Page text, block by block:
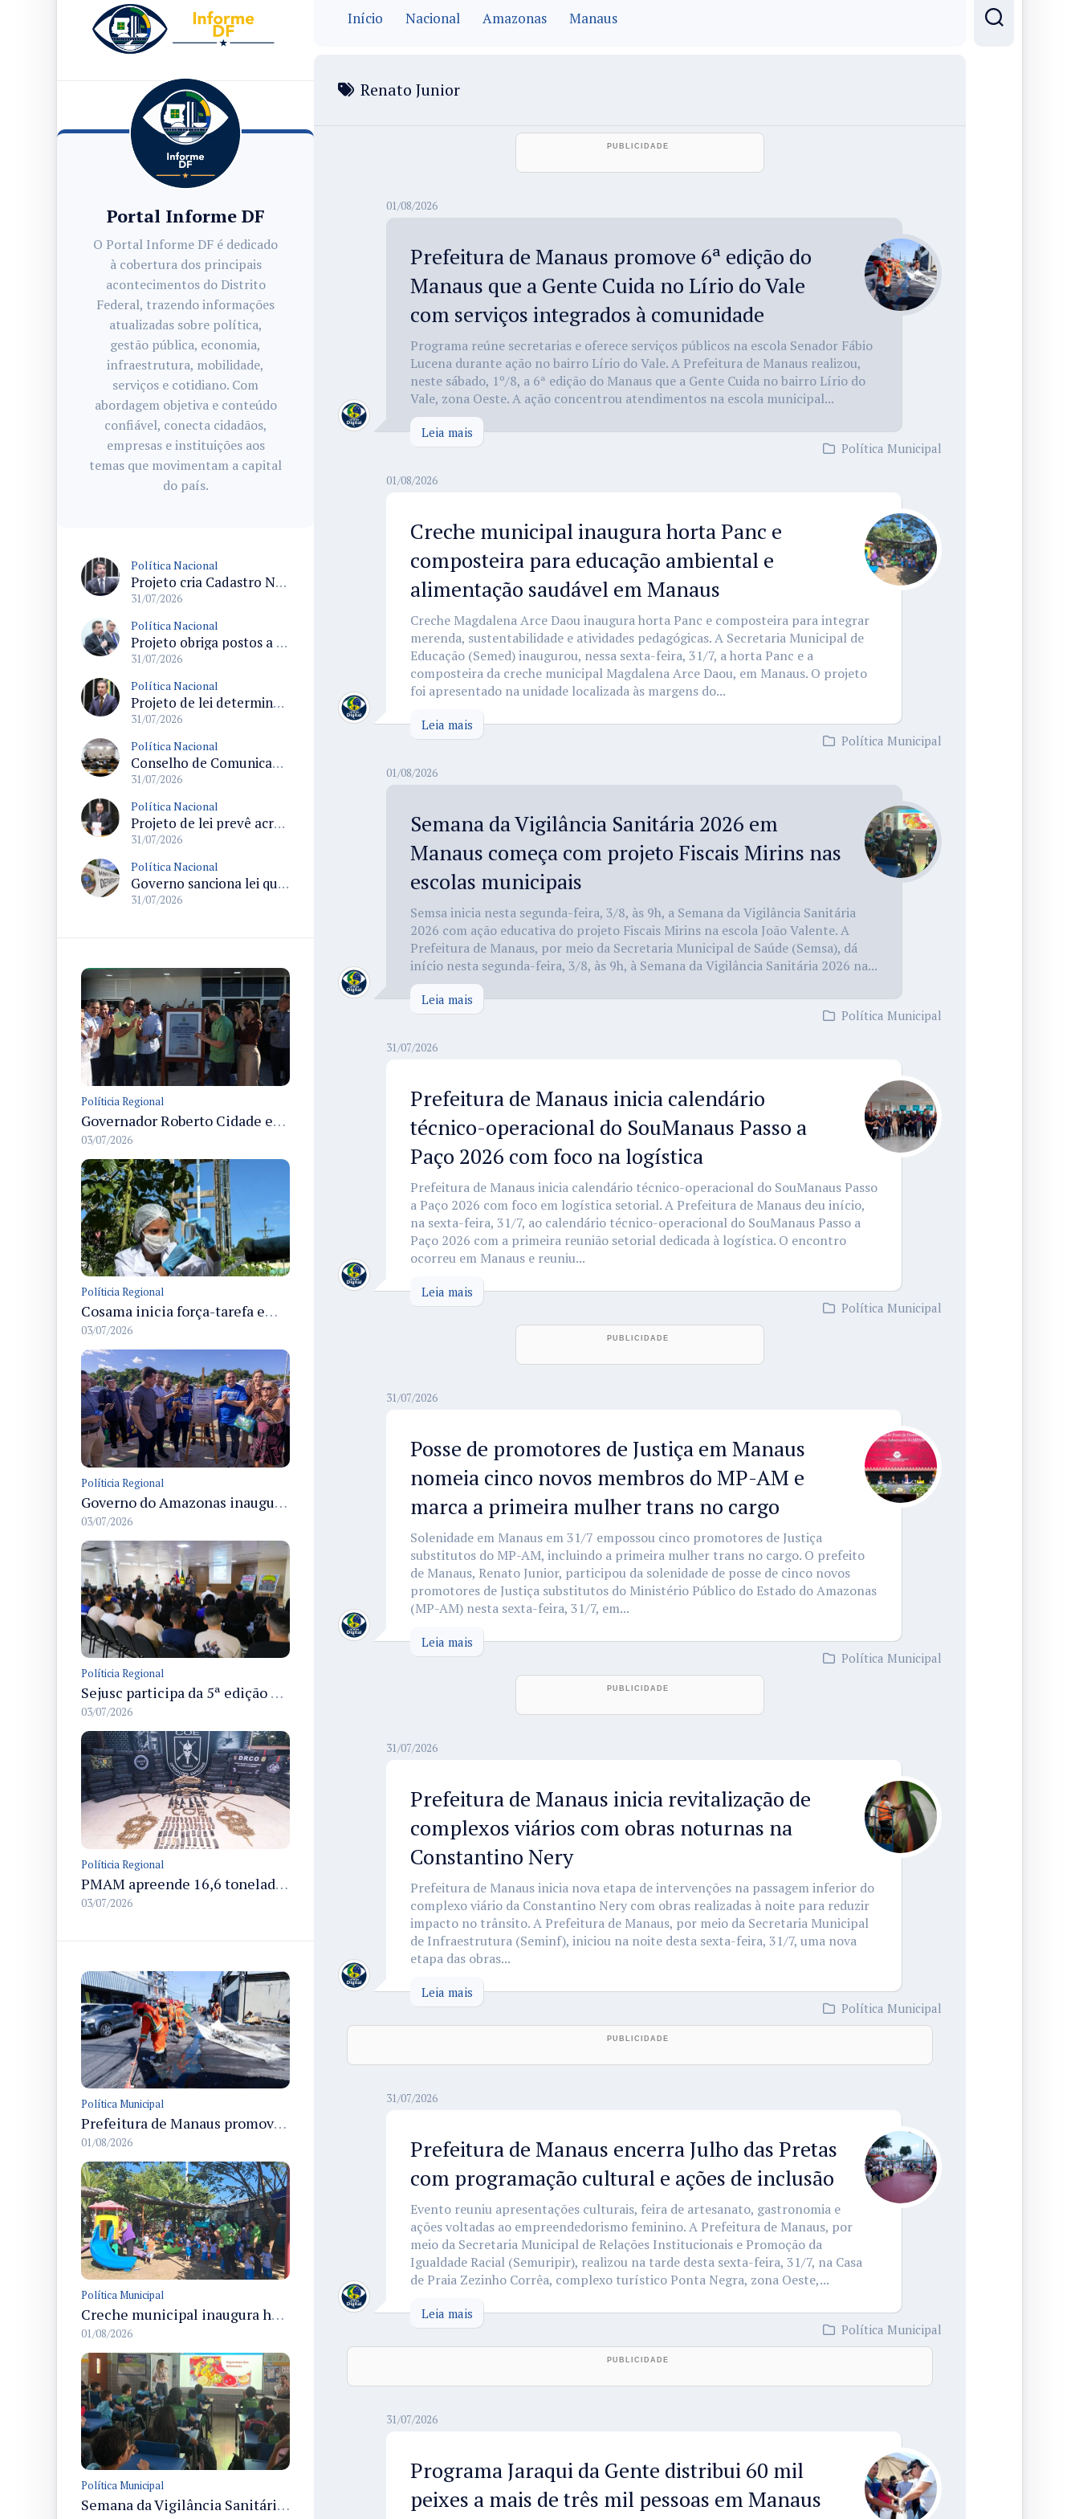
Portal Informe DF
O Portal Informe DF é dedicado
à cobertura dos principais
acontecimentos do Distrito
Federal, trazendo informações
atualizadas sobre política,
gestão pública, economia,
infraestrutura, mobilidade,
serviços e cotidiano. Com
abordagem objetiva e conteúdo
confiável, conecta cidadãos,
empresas e instituições aos
temas que movimentam a capital
do país.
Política Nacional
Projeto cria Cadastro Nacional de Doenças Raras e regras para dispensação de medicamentos pelo SUS
31/07/2026
Política Nacional
Projeto obriga postos a detalhar a composição do preço dos combustíveis em documentos fiscais
31/07/2026
Política Nacional
Projeto de lei determina prioridade na investigação de crimes sexuais contra crianças e adolescentes com prazos máximos
31/07/2026
Política Nacional
Conselho de Comunicação Social realiza duas reuniões no Senado sobre marco legal da inteligência artificial e regulação de plataformas digitais
31/07/2026
Política Nacional
Projeto de lei prevê acréscimo de 10% na Bolsa-Atleta para quem comprovar matrícula e frequência escolar
31/07/2026
Política Nacional
Governo sanciona lei que destina parte da arrecadação de bets ao Funapol e amplia uso para saúde na Polícia Federal
31/07/2026
Políticia Regional
Governador Roberto Cidade entrega readequação do ambulatório da FCecon e amplia capacidade de atendimento oncológico em Manaus
03/07/2026
Políticia Regional
Cosama inicia força-tarefa em Anamã para fortalecer abastecimento de água e segurança hídrica da população
03/07/2026
Políticia Regional
Governo do Amazonas inaugura primeiro Castramóvel Fluvial para atendimento veterinário às comunidades ribeirinhas e castração gratuita
03/07/2026
Políticia Regional
Sejusc participa da 5ª edição do Caminhos Literários com foco na cultura hip-hop nas unidades socioeducativas
03/07/2026
Políticia Regional
PMAM apreende 16,6 toneladas de entorpecentes e registra aumento nas prisões em flagrante e nas capturas de foragidos no primeiro semestre de 2026
03/07/2026
Política Municipal
Prefeitura de Manaus promove 6ª edição do Manaus que a Gente Cuida no Lírio do Vale com serviços integrados à comunidade
01/08/2026
Política Municipal
Creche municipal inaugura horta Panc e composteira para educação ambiental e alimentação saudável em Manaus
01/08/2026
Política Municipal
Semana da Vigilância Sanitária 2026 em Manaus começa com projeto Fiscais Mirins nas escolas municipais
Início Nacional Amazonas Manaus
Renato Junior
01/08/2026
Prefeitura de Manaus promove 6ª edição do
Manaus que a Gente Cuida no Lírio do Vale
com serviços integrados à comunidade
Programa reúne secretarias e oferece serviços públicos na escola Senador Fábio
Lucena durante ação no bairro Lírio do Vale. A Prefeitura de Manaus realizou,
neste sábado, 1º/8, a 6ª edição do Manaus que a Gente Cuida no bairro Lírio do
Vale, zona Oeste. A ação concentrou atendimentos na escola municipal...
Leia mais
Política Municipal
01/08/2026
Creche municipal inaugura horta Panc e
composteira para educação ambiental e
alimentação saudável em Manaus
Creche Magdalena Arce Daou inaugura horta Panc e composteira para integrar
merenda, sustentabilidade e atividades pedagógicas. A Secretaria Municipal de
Educação (Semed) inaugurou, nessa sexta-feira, 31/7, a horta Panc e a
composteira da creche municipal Magdalena Arce Daou, em Manaus. O projeto
foi apresentado na unidade localizada às margens do...
Leia mais
Política Municipal
01/08/2026
Semana da Vigilância Sanitária 2026 em
Manaus começa com projeto Fiscais Mirins nas
escolas municipais
Semsa inicia nesta segunda-feira, 3/8, às 9h, a Semana da Vigilância Sanitária
2026 com ação educativa do projeto Fiscais Mirins na escola João Valente. A
Prefeitura de Manaus, por meio da Secretaria Municipal de Saúde (Semsa), dá
início nesta segunda-feira, 3/8, às 9h, à Semana da Vigilância Sanitária 2026 na...
Leia mais
Política Municipal
31/07/2026
Prefeitura de Manaus inicia calendário
técnico-operacional do SouManaus Passo a
Paço 2026 com foco na logística
Prefeitura de Manaus inicia calendário técnico-operacional do SouManaus Passo
a Paço 2026 com foco em logística setorial. A Prefeitura de Manaus deu início,
na sexta-feira, 31/7, ao calendário técnico-operacional do SouManaus Passo a
Paço 2026 com a primeira reunião setorial dedicada à logística. O encontro
ocorreu em Manaus e reuniu...
Leia mais
Política Municipal
31/07/2026
Posse de promotores de Justiça em Manaus
nomeia cinco novos membros do MP-AM e
marca a primeira mulher trans no cargo
Solenidade em Manaus em 31/7 empossou cinco promotores de Justiça
substitutos do MP-AM, incluindo a primeira mulher trans no cargo. O prefeito
de Manaus, Renato Junior, participou da solenidade de posse de cinco novos
promotores de Justiça substitutos do Ministério Público do Estado do Amazonas
(MP-AM) nesta sexta-feira, 31/7, em...
Leia mais
Política Municipal
31/07/2026
Prefeitura de Manaus inicia revitalização de
complexos viários com obras noturnas na
Constantino Nery
Prefeitura de Manaus inicia nova etapa de intervenções na passagem inferior do
complexo viário da Constantino Nery com obras realizadas à noite para reduzir
impacto no trânsito. A Prefeitura de Manaus, por meio da Secretaria Municipal
de Infraestrutura (Seminf), iniciou na noite desta sexta-feira, 31/7, uma nova
etapa das obras...
Leia mais
Política Municipal
31/07/2026
Prefeitura de Manaus encerra Julho das Pretas
com programação cultural e ações de inclusão
Evento reuniu apresentações culturais, feira de artesanato, gastronomia e
ações voltadas ao empreendedorismo feminino. A Prefeitura de Manaus, por
meio da Secretaria Municipal de Relações Institucionais e Promoção da
Igualdade Racial (Semuripir), realizou na tarde desta sexta-feira, 31/7, na Casa
de Praia Zezinho Corrêa, complexo turístico Ponta Negra, zona Oeste,...
Leia mais
Política Municipal
31/07/2026
Programa Jaraqui da Gente distribui 60 mil
peixes a mais de três mil pessoas em Manaus